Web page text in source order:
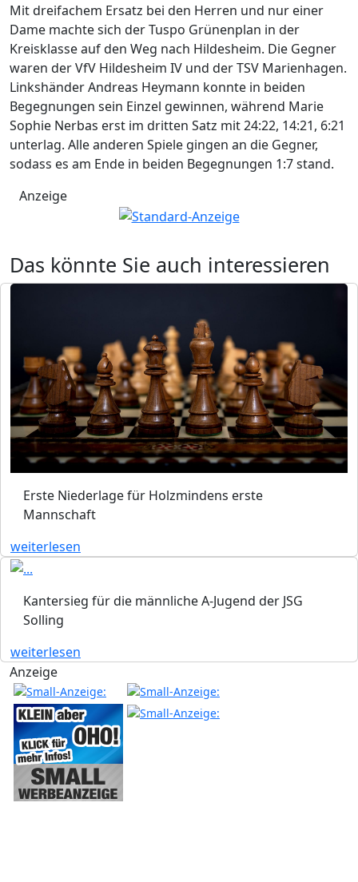
Mit dreifachem Ersatz bei den Herren und nur einer
Dame machte sich der Tuspo Grünenplan in der
Kreisklasse auf den Weg nach Hildesheim. Die Gegner
waren der VfV Hildesheim IV und der TSV Marienhagen.
Linkshänder Andreas Heymann konnte in beiden
Begegnungen sein Einzel gewinnen, während Marie
Sophie Nerbas erst im dritten Satz mit 24:22, 14:21, 6:21
unterlag. Alle anderen Spiele gingen an die Gegner,
sodass es am Ende in beiden Begegnungen 1:7 stand.
Anzeige
Das könnte Sie auch interessieren
Erste Niederlage für Holzmindens erste
Mannschaft
weiterlesen
Kantersieg für die männliche A-Jugend der JSG
Solling
weiterlesen
Anzeige